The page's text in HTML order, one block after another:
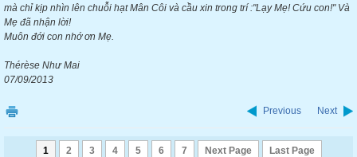
mà chỉ kịp nhìn lên chuỗi hạt Mân Côi và cầu xin trong trí :"Lạy Mẹ! Cứu con!" Và
Mẹ đã nhận lời!
Muôn đới con nhớ ơn Mẹ.
Thérèse Như Mai
07/09/2013
Previous Next
1 2 3 4 5 6 7 Next Page Last Page